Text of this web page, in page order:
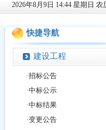
2026年8月9日 14:44 星期日
快捷导航
建设工程
·招标公告
·中标公示
·中标结果
·变更公告